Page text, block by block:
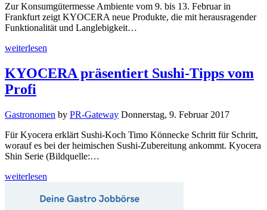
Zur Konsumgütermesse Ambiente vom 9. bis 13. Februar in
Frankfurt zeigt KYOCERA neue Produkte, die mit herausragender
Funktionalität und Langlebigkeit…
weiterlesen
KYOCERA präsentiert Sushi-Tipps vom
Profi
Gastronomen by PR-Gateway Donnerstag, 9. Februar 2017
Für Kyocera erklärt Sushi-Koch Timo Könnecke Schritt für Schritt,
worauf es bei der heimischen Sushi-Zubereitung ankommt. Kyocera
Shin Serie (Bildquelle:…
weiterlesen